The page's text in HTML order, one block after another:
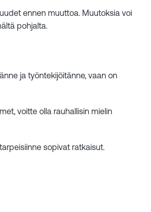
ennen muuttoa. Muutoksia voi
pohjalta.
ja työntekijöitänne, vaan on
voitte olla rauhallisin mielin
sopivat ratkaisut.